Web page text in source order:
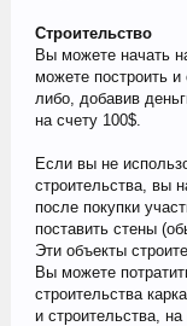
Строительство
Вы можете начать
можете построить и
либо, добавив
на счету 100$.
Если вы не
строительства, вы
после покупки
поставить стены
Эти объекты
Вы можете
строительства
и строительства,